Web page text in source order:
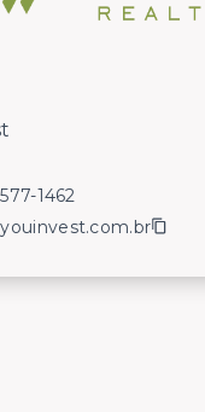
1462